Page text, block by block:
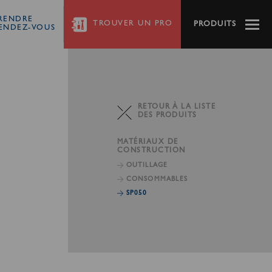
VOUS
TROUVER UN PRO PRODUITS
RETOUR À LA LISTE
DES PRODUITS
MATÉRIAUX DE
CONSTRUCTION
OUTILLAGE
CONSOMMABLES
SP050